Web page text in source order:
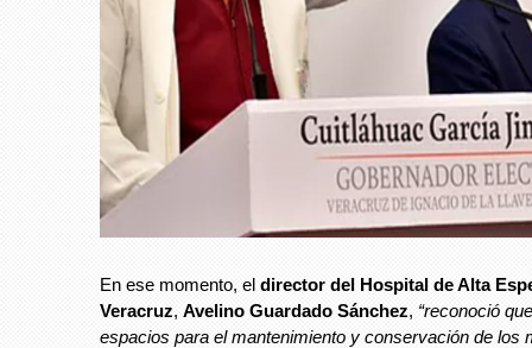
En ese momento, el director del Hospital de Alta
Veracruz, Avelino Guardado Sánchez, “reconoció
espacios para el mantenimiento y conservación de los